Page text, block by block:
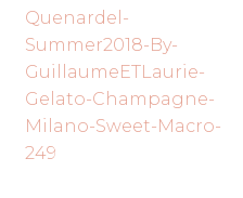
articoli
precedente:
Quenardel-
Summer2018-By-
GuillaumeETLaurie-
Gelato-Champagne-
Milano-Sweet-Macro-
249